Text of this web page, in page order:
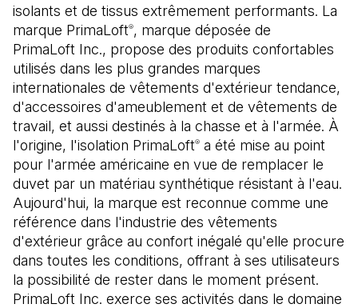
isolants et de tissus extrêmement performants. La
marque PrimaLoft®, marque déposée de
PrimaLoft Inc., propose des produits confortables
utilisés dans les plus grandes marques
internationales de vêtements d'extérieur tendance,
d'accessoires d'ameublement et de vêtements de
travail, et aussi destinés à la chasse et à l'armée. À
l'origine, l'isolation PrimaLoft® a été mise au point
pour l'armée américaine en vue de remplacer le
duvet par un matériau synthétique résistant à l'eau.
Aujourd'hui, la marque est reconnue comme une
référence dans l'industrie des vêtements
d'extérieur grâce au confort inégalé qu'elle procure
dans toutes les conditions, offrant à ses utilisateurs
la possibilité de rester dans le moment présent.
PrimaLoft Inc. exerce ses activités dans le domaine